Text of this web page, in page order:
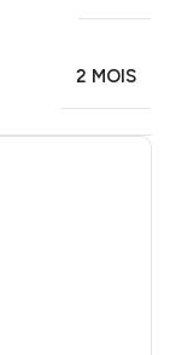
2 MOIS